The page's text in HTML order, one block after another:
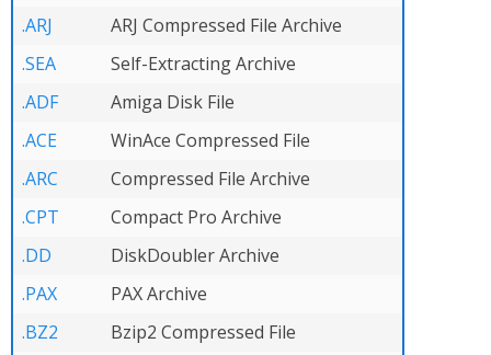
.ARJ
ARJ Compressed File Archive
.SEA
Self-Extracting Archive
.ADF
Amiga Disk File
.ACE
WinAce Compressed File
.ARC
Compressed File Archive
.CPT
Compact Pro Archive
.DD
DiskDoubler Archive
.PAX
PAX Archive
.BZ2
Bzip2 Compressed File